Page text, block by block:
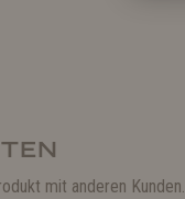
mit anderen Kunden.